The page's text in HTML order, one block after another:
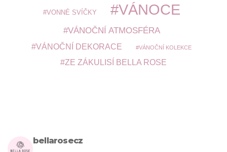
VONNÉ SVÍČKY VÁNOCE
VÁNOČNÍ ATMOSFÉRA
VÁNOČNÍ DEKORACE VÁNOČNÍ KOLEKCE
ZE ZÁKULISÍ BELLA ROSE
bellarosecz